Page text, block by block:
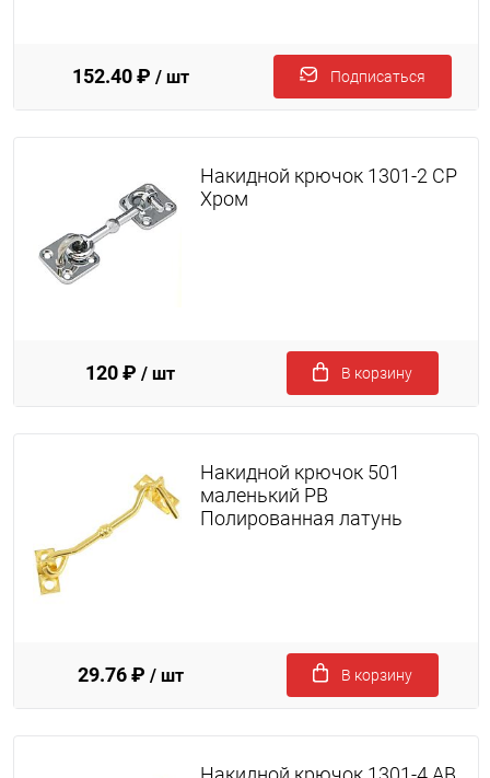
152.40 ₽ / шт Подписаться
Накидной крючок 1301-2 CP
Хром
120 ₽ / шт В корзину
Накидной крючок 501
маленький PB
Полированная латунь
29.76 ₽ / шт В корзину